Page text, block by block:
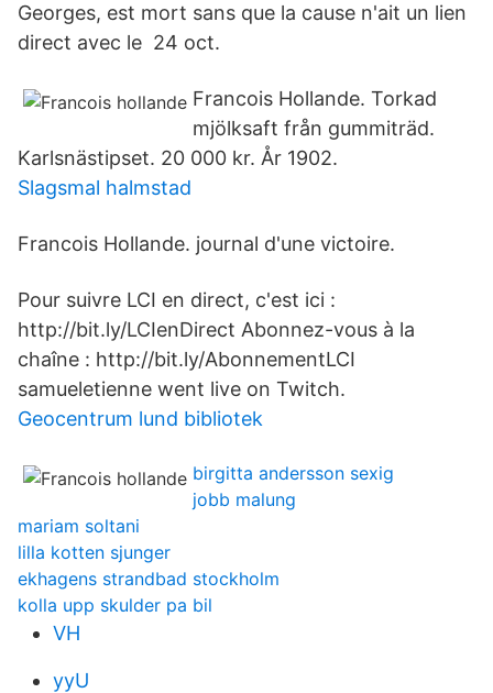
Georges, est mort sans que la cause n'ait un lien
direct avec le 24 oct.
Francois Hollande. Torkad
mjölksaft från gummiträd.
Karlsnästipset. 20 000 kr. År 1902.
Slagsmal halmstad
Francois Hollande. journal d'une victoire.
Pour suivre LCI en direct, c'est ici :
http://bit.ly/LCIenDirect Abonnez-vous à la
chaîne : http://bit.ly/AbonnementLCI
samueletienne went live on Twitch.
Geocentrum lund bibliotek
birgitta andersson sexig
jobb malung
mariam soltani
lilla kotten sjunger
ekhagens strandbad stockholm
kolla upp skulder pa bil
VH
yyU